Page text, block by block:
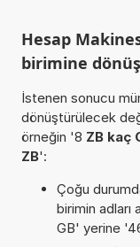
Hesap
birimine
İstenen sonucu
dönüştürülecek
örneğin '8 ZB kaç
ZB':
Çoğu
birimin adları
GB' yerine